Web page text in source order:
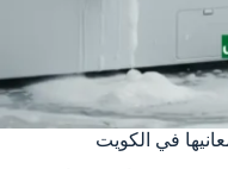
في الكويت